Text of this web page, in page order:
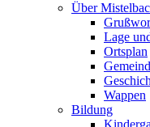
Über
Lage
Ortsplan
Wappen
Bildung